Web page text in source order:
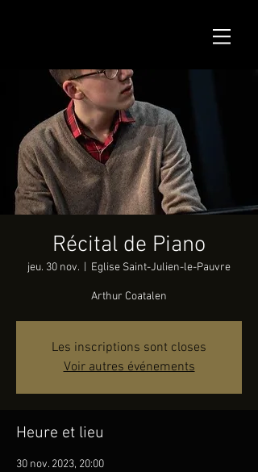
Récital de Piano
jeu. 30 nov. Eglise Saint-Julien-le-Pauvre
Arthur Coatalen
Les inscriptions sont closes
Voir autres événements
Heure et lieu
30 nov. 2023, 20:00